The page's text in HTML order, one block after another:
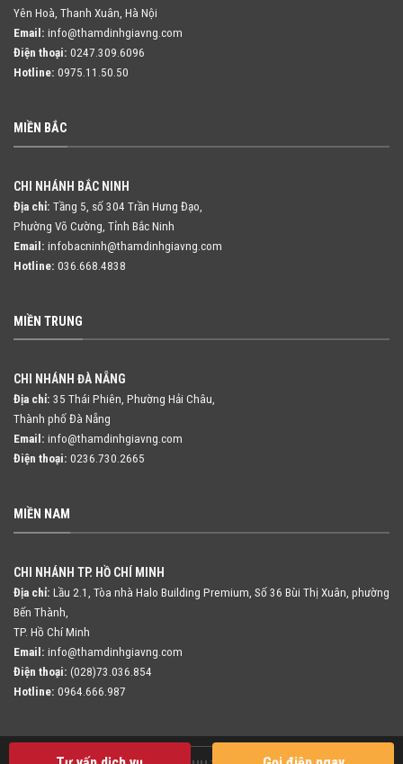
Yên Hoà, Thanh Xuân, Hà Nội
Email: info@thamdinhgiavng.com
Điện thoại: 0247.309.6096
Hotline: 0975.11.50.50
MIỀN BẮC
CHI NHÁNH BẮC NINH
Địa chỉ: Tầng 5, số 304 Trần Hưng Đạo,
Phường Võ Cường, Tỉnh Bắc Ninh
Email: infobacninh@thamdinhgiavng.com
Hotline: 036.668.4838
MIỀN TRUNG
CHI NHÁNH ĐÀ NẴNG
Địa chỉ: 35 Thái Phiên, Phường Hải Châu,
Thành phố Đà Nẵng
Email: info@thamdinhgiavng.com
Điện thoại: 0236.730.2665
MIỀN NAM
CHI NHÁNH TP. HỒ CHÍ MINH
Địa chỉ: Lầu 2.1, Tòa nhà Halo Building Premium, Số 36 Bùi Thị Xuân, phường
Bến Thành,
TP. Hồ Chí Minh
Email: info@thamdinhgiavng.com
Điện thoại: (028)73.036.854
Hotline: 0964.666.987